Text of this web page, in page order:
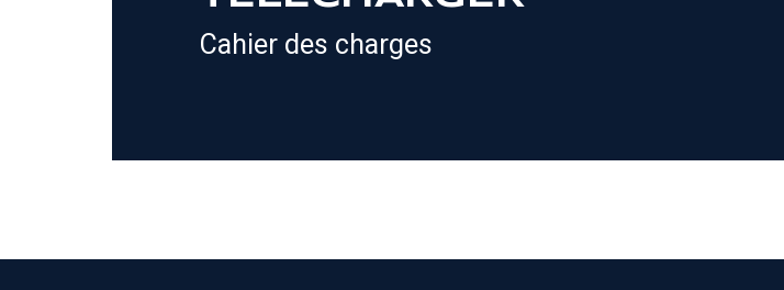
Cahier des charges